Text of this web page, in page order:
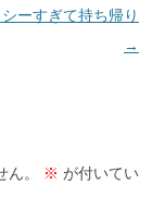
ーすぎて持ち帰り
→
。 ※ が付いてい